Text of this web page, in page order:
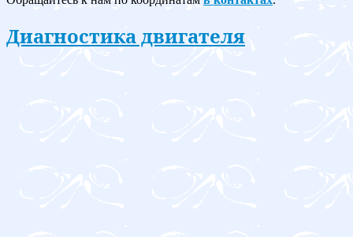
Диагностика двигателя